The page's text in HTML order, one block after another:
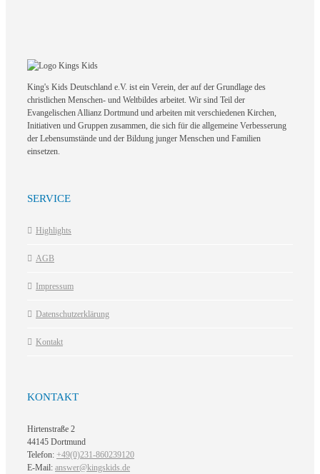
King's Kids Deutschland e.V. ist ein Verein, der auf der Grundlage des
christlichen Menschen- und Weltbildes arbeitet. Wir sind Teil der
Evangelischen Allianz Dortmund und arbeiten mit verschiedenen Kirchen,
Initiativen und Gruppen zusammen, die sich für die allgemeine Verbesserung
der Lebensumstände und der Bildung junger Menschen und Familien
einsetzen.
SERVICE
Highlights
AGB
Impressum
Datenschutzerklärung
Kontakt
KONTAKT
Hirtenstraße 2
44145 Dortmund
Telefon: +49(0)231-860239120
E-Mail: answer@kingskids.de